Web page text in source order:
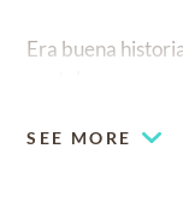
Era buena
SEE MORE